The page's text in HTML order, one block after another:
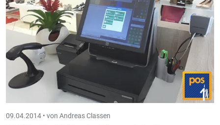
09.04.2014 • von Andreas Classen